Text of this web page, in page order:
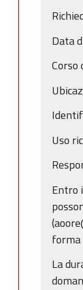
Data
Corso
Uso
Entro
forma
La